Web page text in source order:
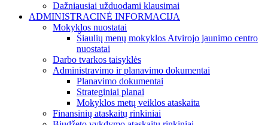
Dažniausiai užduodami klausimai
ADMINISTRACINĖ INFORMACIJA
Mokyklos nuostatai
Šiaulių menų mokyklos Atvirojo jaunimo centro
nuostatai
Darbo tvarkos taisyklės
Administravimo ir planavimo dokumentai
Planavimo dokumentai
Strateginiai planai
Mokyklos metų veiklos ataskaita
Finansinių ataskaitų rinkiniai